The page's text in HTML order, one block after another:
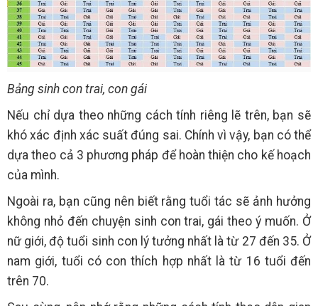
Bảng sinh con trai, con gái
Nếu chỉ dựa theo những cách tính riêng lẽ trên, bạn sẽ
khó xác định xác suất đúng sai. Chính vì vậy, bạn có thể
dựa theo cả 3 phương pháp để hoàn thiện cho kế hoạch
của mình.
Ngoài ra, bạn cũng nên biết rằng tuổi tác sẽ ảnh hưởng
không nhỏ đến chuyện sinh con trai, gái theo ý muốn. Ở
nữ giới, độ tuổi sinh con lý tưởng nhất là từ 27 đến 35. Ở
nam giới, tuổi có con thích hợp nhất là từ 16 tuổi đến
trên 70.